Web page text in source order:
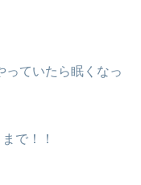
っていたら眠くなっ
で！！